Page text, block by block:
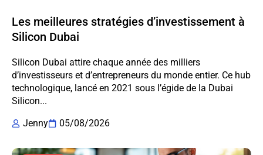
Les meilleures stratégies d’investissement à
Silicon Dubai
Silicon Dubai attire chaque année des milliers
d’investisseurs et d’entrepreneurs du monde entier. Ce hub
technologique, lancé en 2021 sous l’égide de la Dubai
Silicon...
Jenny
05/08/2026